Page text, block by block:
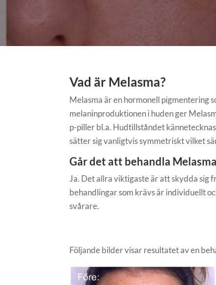
Vad är Melasma?
Melasma är en hormonell pigmentering
melaninproduktionen i huden ger
p-piller bl.a. Hudtillståndet
sätter sig vanligtvis symmetriskt vilket
Går det att behandla
Ja. Det allra viktigaste är att skydda sig
behandlingar som krävs är individuellt
svårare.
Följande bilder visar resultatet av en